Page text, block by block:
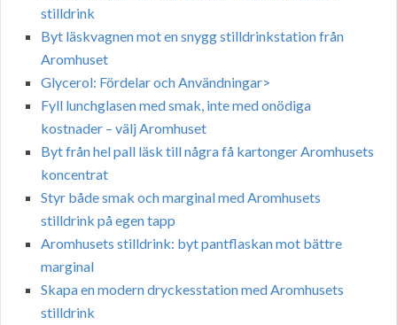
stilldrink
Byt läskvagnen mot en snygg stilldrinkstation från
Aromhuset
Glycerol: Fördelar och Användningar>
Fyll lunchglasen med smak, inte med onödiga
kostnader – välj Aromhuset
Byt från hel pall läsk till några få kartonger Aromhusets
koncentrat
Styr både smak och marginal med Aromhusets
stilldrink på egen tapp
Aromhusets stilldrink: byt pantflaskan mot bättre
marginal
Skapa en modern dryckesstation med Aromhusets
stilldrink